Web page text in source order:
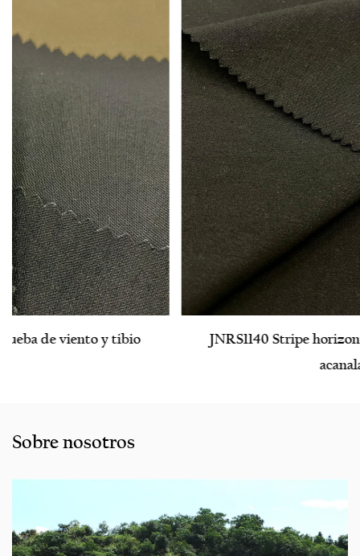
JNRS1140 Stripe horizontal paralelo bengalina
Sobre nosotros